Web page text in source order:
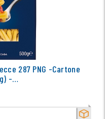
SECCO
287 PNG -Cartone
-…